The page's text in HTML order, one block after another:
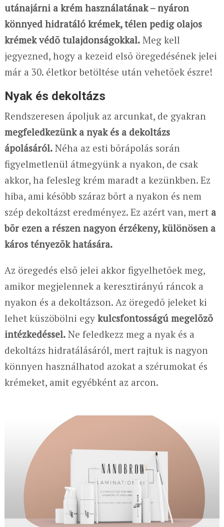
utánajárni a krém használatának – nyáron
könnyed hidratáló krémek, télen pedig olajos
krémek védõ tulajdonságokkal.Meg kell
jegyezned, hogy a kezeid elsõ öregedésének jelei
már a 30. életkor betöltése után vehetõek észre!
Nyak és dekoltázs
Rendszeresen ápoljuk az arcunkat, de gyakran
megfeledkezünk a nyak és a dekoltázs
ápolásáról.Néha az esti bõrápolás során
figyelmetlenül átmegyünk a nyakon, de csak
akkor, ha felesleg krém maradt a kezünkben. Ez
hiba, ami késõbb száraz bõrt a nyakon és nem
szép dekoltázst eredményez. Ez azért van, mert a
bõr ezen a részen nagyon érzékeny, különösen a
káros tényezõk hatására.
Az öregedés elsõ jelei akkor figyelhetõek meg,
amikor megjelennek a keresztirányú ráncok a
nyakon és a dekoltázson. Az öregedõ jeleket ki
lehet küszöbölni egy kulcsfontosságú megelõzõ
intézkedéssel.Ne feledkezz meg a nyak és a
dekoltázs hidratálásáról, mert rajtuk is nagyon
könnyen használhatod azokat a szérumokat és
krémeket, amit egyébként az arcon.